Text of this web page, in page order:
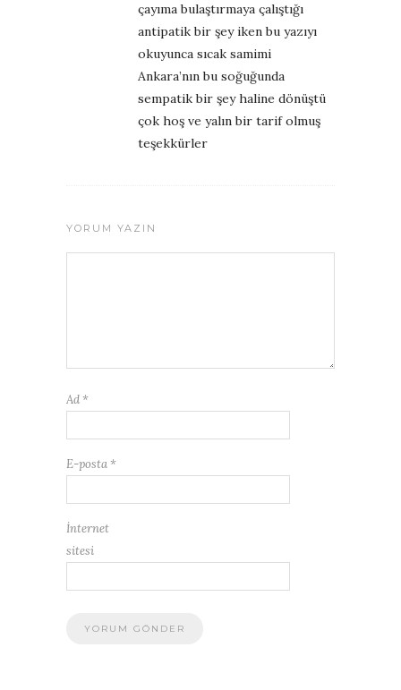
çayıma bulaştırmaya çalıştığı
antipatik bir şey iken bu yazıyı
okuyunca sıcak samimi
Ankara’nın bu soğuğunda
sempatik bir şey haline dönüştü
çok hoş ve yalın bir tarif olmuş
teşekkürler
YORUM YAZIN
Ad *
E-posta *
İnternet
sitesi